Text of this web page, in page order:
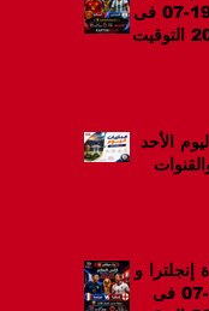
الأرجنتين اليوم 19-07 فى
كأس العالم 2026 التوقيت
الأحد
07-2026 والقنوات
إنجلترا و
فرنسا اليوم 19-07 فى